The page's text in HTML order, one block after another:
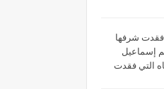
فقدت شرفها
إسماعيل
التي فقدت